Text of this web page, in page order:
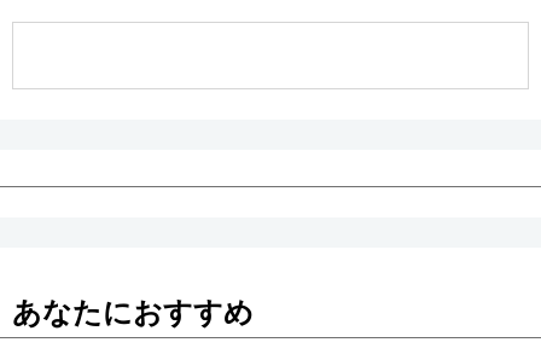
あなたにおすすめ